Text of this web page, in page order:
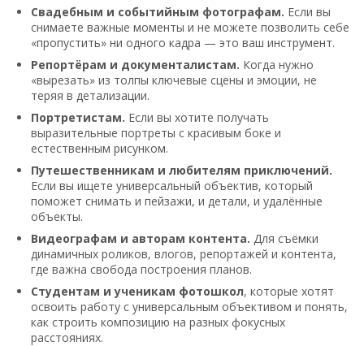
Свадебным и событийным фотографам. Если вы
снимаете важные моменты и не можете позволить себе
«пропустить» ни одного кадра — это ваш инструмент.
Репортёрам и документалистам. Когда нужно
«вырезать» из толпы ключевые сцены и эмоции, не
теряя в детализации.
Портретистам. Если вы хотите получать
выразительные портреты с красивым боке и
естественным рисунком.
Путешественникам и любителям приключений.
Если вы ищете универсальный объектив, который
поможет снимать и пейзажи, и детали, и удалённые
объекты.
Видеографам и авторам контента. Для съёмки
динамичных роликов, влогов, репортажей и контента,
где важна свобода построения планов.
Студентам и ученикам фотошкол, которые хотят
освоить работу с универсальным объективом и понять,
как строить композицию на разных фокусных
расстояниях.